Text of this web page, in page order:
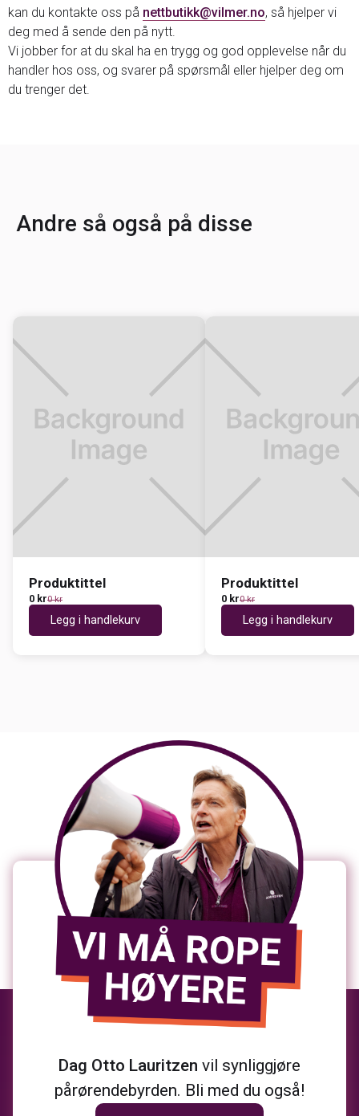
kan du kontakte oss på nettbutikk@vilmer.no, så hjelper vi
deg med å sende den på nytt.
Vi jobber for at du skal ha en trygg og god opplevelse når du
handler hos oss, og svarer på spørsmål eller hjelper deg om
du trenger det.
Andre så også på disse
Produktittel
0 kr0 kr
Legg i handlekurv
Produktittel
0 kr0 kr
Legg i handlekurv
Dag Otto Lauritzen vil synliggjøre
pårørendebyrden. Bli med du også!